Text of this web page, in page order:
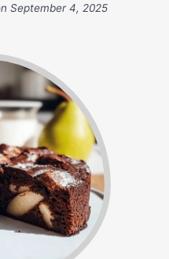
September 4, 2025